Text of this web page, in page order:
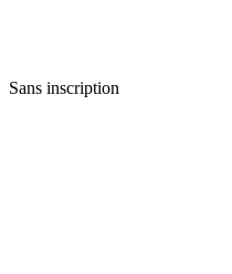
Sans inscription